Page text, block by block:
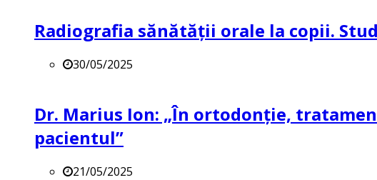
Radiografia sănătății orale la copii.
30/05/2025
Dr. Marius Ion: „În ortodonție,
pacientul”
21/05/2025